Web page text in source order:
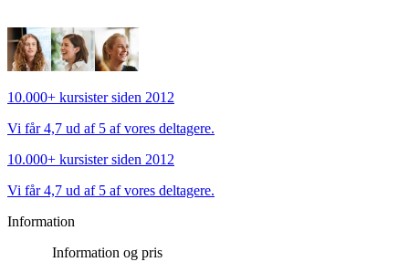
10.000+ kursister siden 2012
Vi får 4,7 ud af 5 af vores deltagere.
10.000+ kursister siden 2012
Vi får 4,7 ud af 5 af vores deltagere.
Information
Information og pris